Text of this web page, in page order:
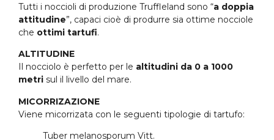
Tutti i noccioli di produzione Truffleland sono “a doppia
attitudine”, capaci cioè di produrre sia ottime nocciole
che ottimi tartufi.
ALTITUDINE
Il nocciolo è perfetto per le altitudini da 0 a 1000
metri sul il livello del mare.
MICORRIZAZIONE
Viene micorrizata con le seguenti tipologie di tartufo:
Tuber melanosporum Vitt.